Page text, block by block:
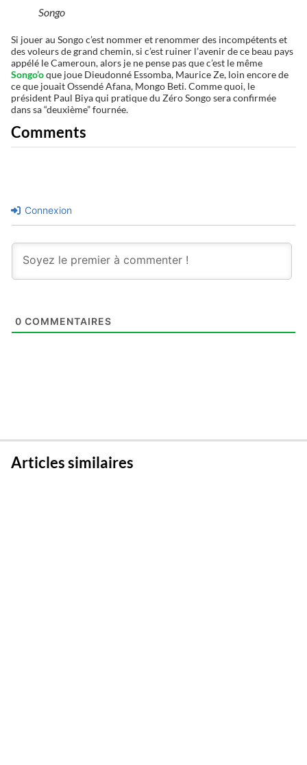
Songo
Si jouer au Songo c’est nommer et renommer des incompétents et
des voleurs de grand chemin, si c’est ruiner l’avenir de ce beau pays
appélé le Cameroun, alors je ne pense pas que c’est le même
Songo’oque joue Dieudonné Essomba, Maurice Ze, loin encore de
ce que jouait Ossendé Afana, Mongo Beti. Comme quoi, le
président Paul Biya qui pratique du Zéro Songo sera confirmée
dans sa “deuxième” fournée.
Comments
Connexion
0 COMMENTAIRES
Articles similaires